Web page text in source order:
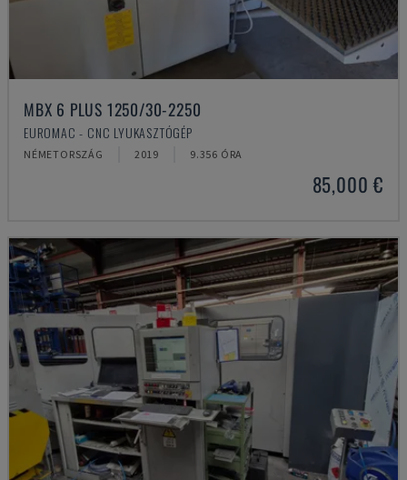
MBX 6 PLUS 1250/30-2250
EUROMAC - CNC LYUKASZTÓGÉP
NÉMETORSZÁG 2019 9.356 ÓRA
85,000 €